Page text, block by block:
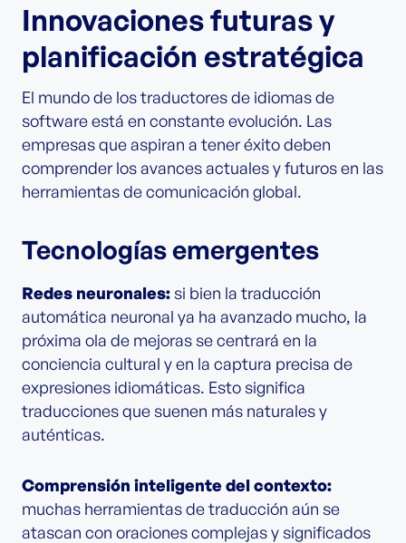
Innovaciones futuras y
planificación estratégica
El mundo de los traductores de idiomas de
software está en constante evolución. Las
empresas que aspiran a tener éxito deben
comprender los avances actuales y futuros en las
herramientas de comunicación global.
Tecnologías emergentes
Redes neuronales:si bien la traducción
automática neuronal ya ha avanzado mucho, la
próxima ola de mejoras se centrará en la
conciencia cultural y en la captura precisa de
expresiones idiomáticas. Esto significa
traducciones que suenen más naturales y
auténticas.
Comprensión inteligente del contexto:
muchas herramientas de traducción aún se
atascan con oraciones complejas y significados